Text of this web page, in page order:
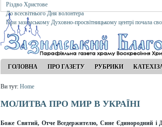
Різдво Христове
До всесвітнього Дня волонтера
При зазимському Духовно-просвітницькому центрі почала
ГОЛОВНА ПРО ГАЗЕТУ РУБРИКИ
Ви тут: Home
МОЛИТВА ПРО МИР В УКРАЇНІ
Боже Святий, Отче Вседержителю, Сине Єдинородний і